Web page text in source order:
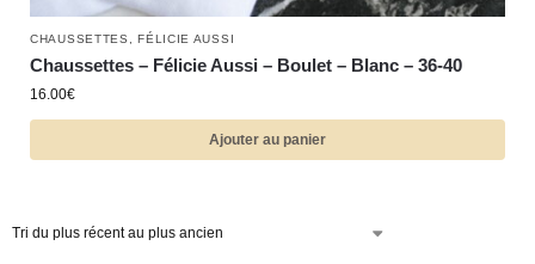
CHAUSSETTES ,FÉLICIE AUSSI
Chaussettes – Félicie Aussi – Boulet – Blanc – 36-40
16.00€
Ajouter au panier